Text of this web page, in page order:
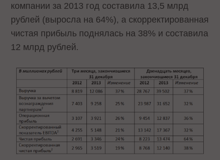
компании за 2013 год составила 13,5 млрд
рублей (выросла на 64%), а скорректированная
чистая прибыль поднялась на 38% и составила
12 млрд рублей.